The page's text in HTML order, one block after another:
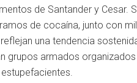
de Santander y Cesar.
de cocaína, junto con
una tendencia
grupos armados